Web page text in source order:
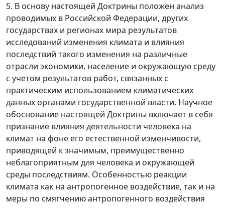
5. В основу настоящей Доктрины положен анализ
проводимых в Российской Федерации, других
государствах и регионах мира результатов
исследований изменения климата и влияния
последствий такого изменения на различные
отрасли экономики, население и окружающую среду
с учетом результатов работ, связанных с
практическим использованием климатических
данных органами государственной власти. Научное
обоснование настоящей Доктрины включает в себя
признание влияния деятельности человека на
климат на фоне его естественной изменчивости,
приводящей к значимым, преимущественно
неблагоприятным для человека и окружающей
среды последствиям. Особенностью реакции
климата как на антропогенное воздействие, так и на
меры по смягчению антропогенного воздействия